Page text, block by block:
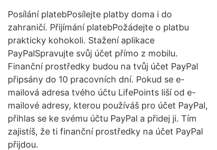
Posílání platebPosílejte platby doma i do
zahraničí. Přijímání platebPožádejte o platbu
prakticky kohokoli. Stažení aplikace
PayPalSpravujte svůj účet přímo z mobilu.
Finanční prostředky budou na tvůj účet PayPal
připsány do 10 pracovních dní. Pokud se e-
mailová adresa tvého účtu LifePoints liší od e-
mailové adresy, kterou používáš pro účet PayPal,
přihlas se ke svému účtu PayPal a přidej ji. Tím
zajistíš, že ti finanční prostředky na účet PayPal
přijdou.